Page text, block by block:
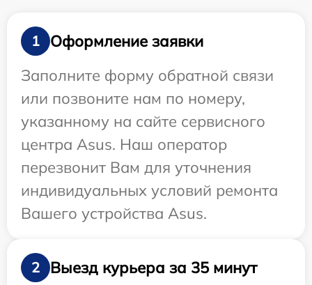
1
Оформление заявки
Заполните форму обратной связи
или позвоните нам по номеру,
указанному на сайте сервисного
центра Asus. Наш оператор
перезвонит Вам для уточнения
индивидуальных условий ремонта
Вашего устройства Asus.
2
Выезд курьера за 35 минут